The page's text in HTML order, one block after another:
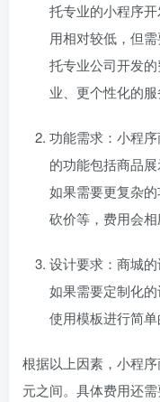
托专业的小程序
用相对较低，但
托专业公司开发
业、更个性化的服
功能需求：小程
的功能包括商品
如果需要更复杂的
砍价等，费用会相
设计要求：商城的
如果需要定制化
使用模板进行简单
根据以上因素，小程
元之间。具体费用还